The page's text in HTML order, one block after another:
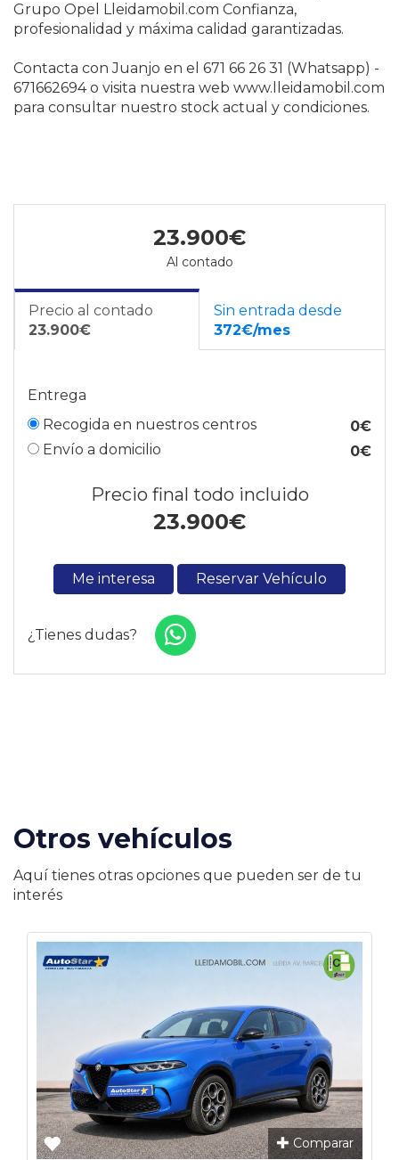
Grupo Opel Lleidamobil.com Confianza,
profesionalidad y máxima calidad garantizadas.
Contacta con Juanjo en el 671 66 26 31 (Whatsapp) -
671662694 o visita nuestra web www.lleidamobil.com
para consultar nuestro stock actual y condiciones.
23.900€
Al contado
Precio al contado
23.900€
Sin entrada desde
372€/mes
Entrega
Recogida en nuestros centros
0€
Envío a domicilio
0€
Precio final todo incluido
23.900€
Me interesa Reservar Vehículo
¿Tienes dudas?
Otros vehículos
Aquí tienes otras opciones que pueden ser de tu
interés
Comparar